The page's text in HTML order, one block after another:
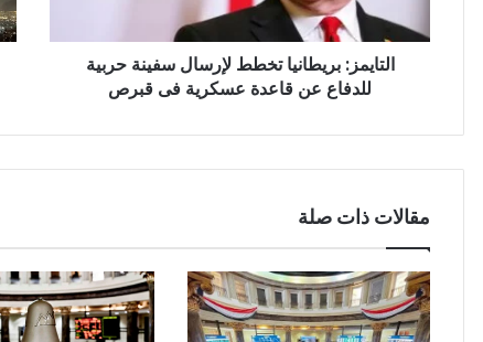
التايمز: بريطانيا تخطط لإرسال سفينة حربية
للدفاع عن قاعدة عسكرية فى قبرص
مقالات ذات صلة